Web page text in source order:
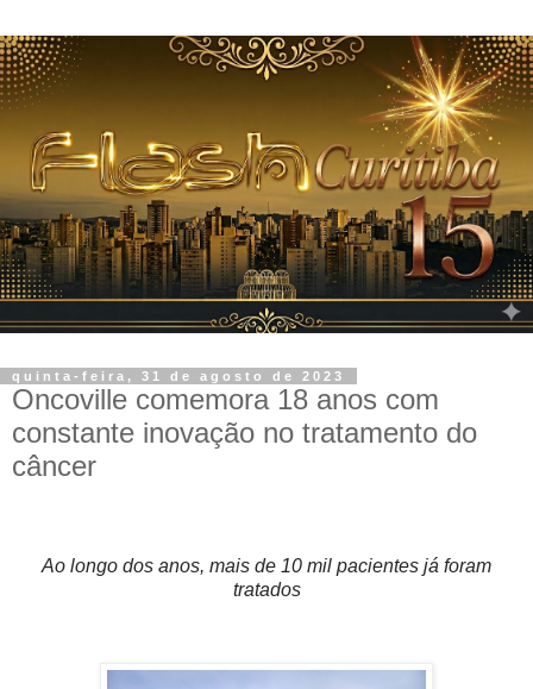
quinta-feira, 31 de agosto de 2023
Oncoville comemora 18 anos com
constante inovação no tratamento do
câncer
Ao longo dos anos, mais de 10 mil pacientes já foram
tratados